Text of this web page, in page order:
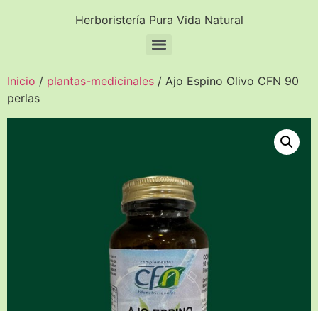
Herboristería Pura Vida Natural
Inicio / plantas-medicinales / Ajo Espino Olivo CFN 90
perlas